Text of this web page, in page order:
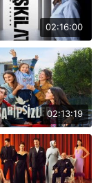
02:16:00
02:13:19